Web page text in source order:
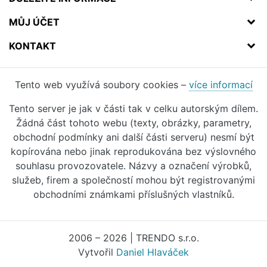
MŮJ ÚČET
KONTAKT
Tento web využívá soubory cookies – více informací
Tento server je jak v části tak v celku autorským dílem.
Žádná část tohoto webu (texty, obrázky, parametry,
obchodní podmínky ani další části serveru) nesmí být
kopírována nebo jinak reprodukována bez výslovného
souhlasu provozovatele. Názvy a označení výrobků,
služeb, firem a společností mohou být registrovanými
obchodními známkami příslušných vlastníků.
2006 – 2026 | TRENDO s.r.o.
Vytvořil Daniel Hlaváček